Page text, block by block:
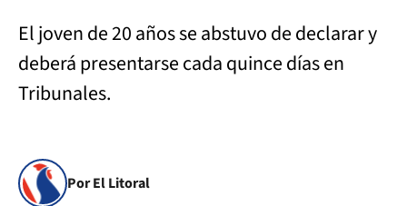
El joven de 20 años se abstuvo de declarar y
deberá presentarse cada quince días en
Tribunales.
Por El Litoral